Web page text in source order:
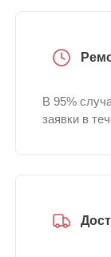
В 95%
заявки в